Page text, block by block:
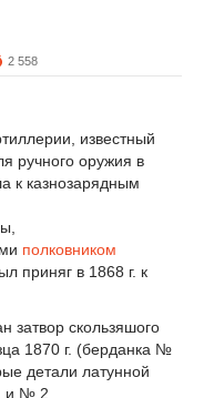
2 558
известный
ручного оружия в
к казнозарядным
полковником
приняг в 1868 г. к
затвор скользяшого
1870 г. (берданка №
детали латунной
и № 2.